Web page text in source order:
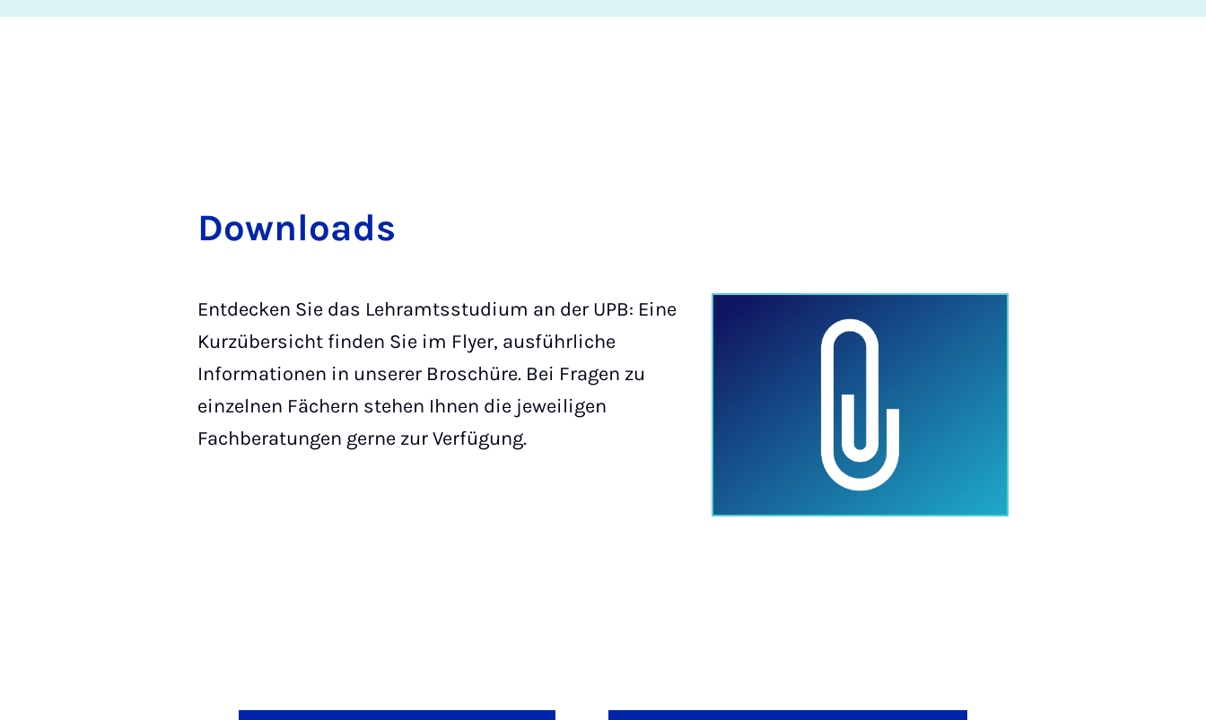
Down­loads
Entdecken Sie das Lehramtsstudium an der UPB: Eine
Kurzübersicht finden Sie im Flyer, ausführliche
Informationen in unserer Broschüre. Bei Fragen zu
einzelnen Fächern stehen Ihnen die jeweiligen
Fachberatungen gerne zur Verfügung.